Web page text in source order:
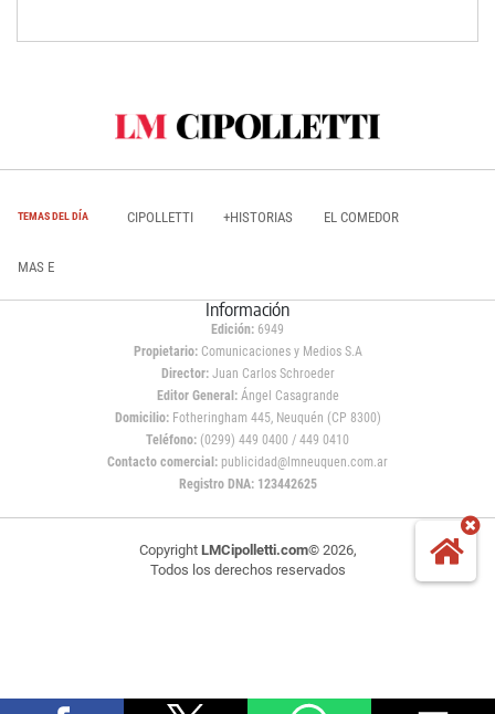
TEMAS DEL DÍA CIPOLLETTI +HISTORIAS EL COMEDOR
MAS E
Información
Edición: 6949
Propietario:Comunicaciones y Medios S.A
Director: Juan Carlos Schroeder
Editor General:Ángel Casagrande
Domicilio:Fotheringham 445, Neuquén (CP 8300)
Teléfono: (0299) 449 0400 / 449 0410
Contacto comercial: publicidad@lmneuquen.com.ar
Registro DNA: 123442625
Copyright LMCipolletti.com© 2026,
Todos los derechos reservados